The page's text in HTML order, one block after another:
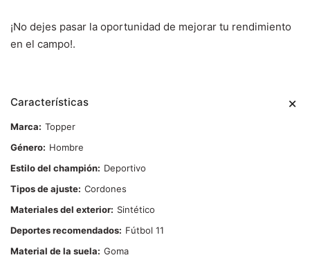
¡No dejes pasar la oportunidad de mejorar tu rendimiento
en el campo!.
Características
Marca
Topper
Género
Hombre
Estilo del champión
Deportivo
Tipos de ajuste Cordones
Materiales del exterior
Sintético
Deportes recomendados
Fútbol 11
Material de la suela
Goma